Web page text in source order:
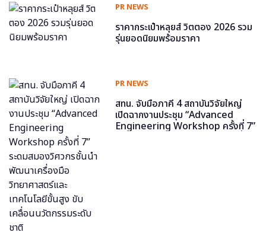
PR NEWS
ราคากระเป๋าหลุยส์ วิตตอง 2026 รวม
รุ่นยอดนิยมพร้อมราคา
PR NEWS
สทน. จับมือภาคี 4 สถาบันวิจัยใหญ่
เปิดฉากงานประชุม “Advanced
Engineering Workshop ครั้งที่ 7”